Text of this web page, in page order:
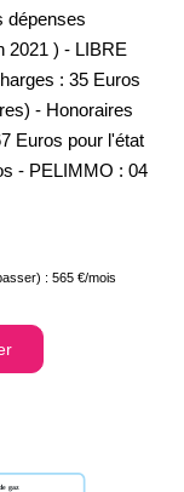
dépenses
2021 ) - LIBRE
: 35 Euros
- Honoraires
Euros pour l'état
- PELIMMO : 04
: 565 €/mois